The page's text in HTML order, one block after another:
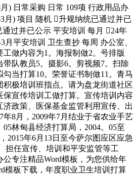
日常采购 日常 109项 行政用品办
月) 项目 随机 升规纳统已通过并已
过并已公示 平安培训 每月 24年
月平安培训 卫生查抄 每周 办公室、
做内容为1。海报制做2。号排版
队教员5。摄影6。剪视频7。扫除
当打算10。荣誉证书制做11。青马
积极培训班指点。请为盘龙街道社区
保宣传培训工做打算。宣传培训内容
济政策、医保基金监管利用宣传、出
年8月，2009年7月结业于省农业手艺
05林甸县经济打算局，2004。05至
2015年6月13日至今萨尔图应区应急
担任宣传、培训和平安监管等工
专注精品Word模板，为您供给年
模板下载，年度职业卫生培训打算